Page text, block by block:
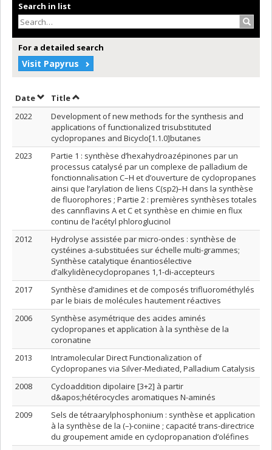
Search in list
For a detailed search
Visit Papyrus
DateSort by date in ascending order
TitleSort by title in ascending order
2022
Development of new methods for the synthesis and
applications of functionalized trisubstituted
cyclopropanes and Bicyclo[1.1.0]butanes
2023
Partie 1 : synthèse d’hexahydroazépinones par un
processus catalysé par un complexe de palladium de
fonctionnalisation C–H et d’ouverture de cyclopropanes
ainsi que l’arylation de liens C(sp2)–H dans la synthèse
de fluorophores ; Partie 2 : premières synthèses totales
des cannflavins A et C et synthèse en chimie en flux
continu de l’acétyl phloroglucinol
2012
Hydrolyse assistée par micro-ondes : synthèse de
cystéines a-substituées sur échelle multi-grammes;
Synthèse catalytique énantiosélective
d’alkylidènecyclopropanes 1,1-di-accepteurs
2017
Synthèse d’amidines et de composés trifluorométhylés
par le biais de molécules hautement réactives
2006
Synthèse asymétrique des acides aminés
cyclopropanes et application à la synthèse de la
coronatine
2013
Intramolecular Direct Functionalization of
Cyclopropanes via Silver-Mediated, Palladium Catalysis
2008
Cycloaddition dipolaire [3+2] à partir
d&apos;hétérocycles aromatiques N-aminés
2009
Sels de tétraarylphosphonium : synthèse et application
à la synthèse de la (–)-coniine ; capacité trans-directrice
du groupement amide en cyclopropanation d’oléfines